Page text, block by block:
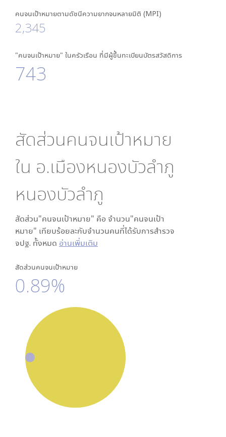
คนจนเป้าหมายตามดัชนีความยากจนหลายมิติ (MPI)
2,345
"คนจนเป้าหมาย" ในครัวเรือน ที่มีผู้ขึ้นทะเบียนบัตรสวัสดิการ
743
สัดส่วนคนจนเป้าหมาย
ใน อ.เมืองหนองบัวลำภู
หนองบัวลำภู
สัดส่วน"คนจนเป้าหมาย" คือ จำนวน"คนจนเป้า
หมาย" เทียบร้อยละกับจำนวนคนที่ได้รับการสำรวจ
จปฐ. ทั้งหมด อ่านเพิ่มเติม
สัดส่วนคนจนเป้าหมาย
0.89%